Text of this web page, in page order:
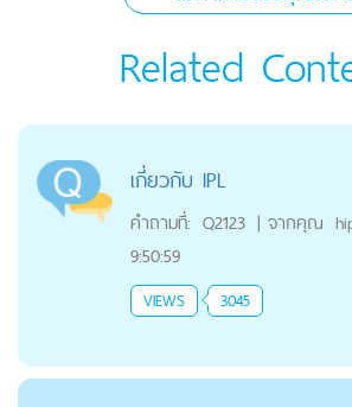
Related
เกี่ยวกับ IPL
คำถามที่: Q2123 | จากคุณ
9:50:59
VIEWS 3045